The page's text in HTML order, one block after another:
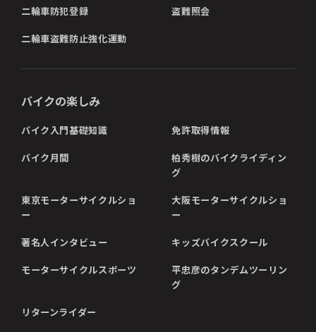
二輪車防犯登録 盗難照会
二輪車盗難防止強化運動
バイクの楽しみ
バイク入門基礎知識 免許取得情報
バイク月間
柏秀樹のバイクライディン
グ
東京モーターサイクルショ
ー
大阪モーターサイクルショ
ー
著名人インタビュー キッズバイクスクール
モーターサイクルスポーツ
平忠彦のタンデムツーリン
グ
リターンライダー